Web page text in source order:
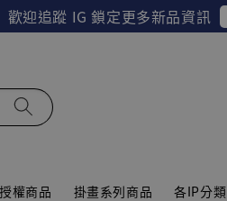
歡迎追蹤 IG 鎖定更多新品資訊
權商品 掛畫系列商品 各IP分類